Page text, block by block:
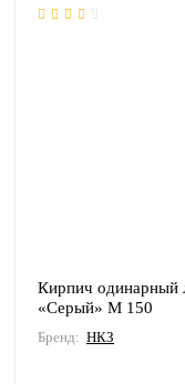
Кирпич одинарный
«Серый» М 150
Бренд: НКЗ